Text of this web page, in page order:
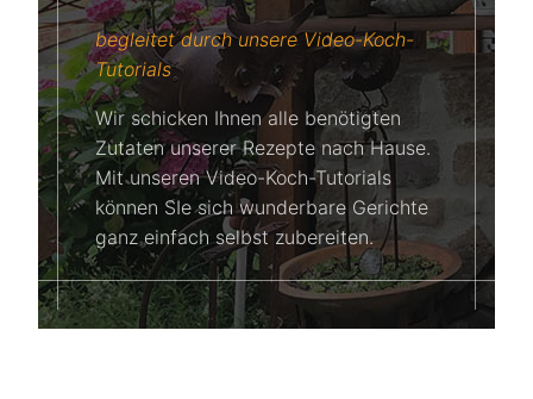
begleitet durch unsere Video-Koch-
Tutorials
Wir schicken Ihnen alle benötigten
Zutaten unserer Rezepte nach Hause.
Mit unseren Video-Koch-Tutorials
können SIe sich wunderbare Gerichte
ganz einfach selbst zubereiten.